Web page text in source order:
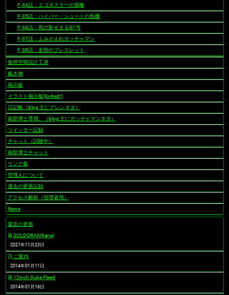
F-34話：エゴボスラーの策略
F-35話：ハイパー・シュートの危機
F-36話：死の影せまるG1号
F-37話：よみがえれガッチャマン
F-38話：友情のブレスレット
仮想空間設計工房
戴き物
掲示板
イラスト掲示板(locked!)
日記帳（blog 主にグレンネタ）
南部博士専用。（blog 主にガッチャマンネタ）
ツイッター記録
チャット（試験中）
南部博士チャット
リンク集
管理人について
過去の更新記録
アクセス解析（管理者用）
News
最近の更新
GOLDORAK(Kana)
2021年11月23日
ご案内
2014年01月11日
12inch Duke Fleed
2014年01月16日